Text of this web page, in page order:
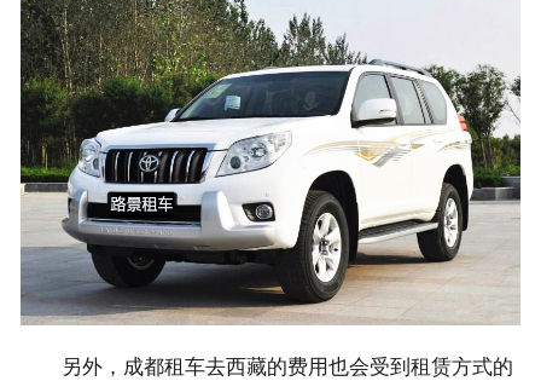
另外，成都租车去西藏的费用也会受到租赁方式的